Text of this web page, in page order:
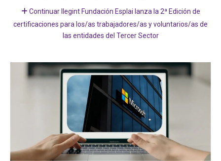
Continuar llegint Fundación Esplai lanza la 2ª Edición de
certificaciones para los/as trabajadores/as y voluntarios/as de
las entidades del Tercer Sector